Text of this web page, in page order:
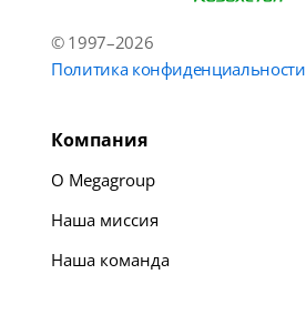
© 1997–2026
Политика конфиденциальности
Компания
О Megagroup
Наша миссия
Наша команда